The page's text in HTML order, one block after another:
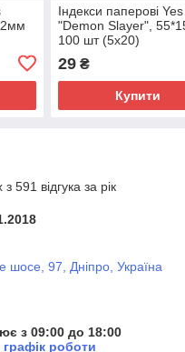
Індекси паперові Yes
"Demon Slayer",
100 шт (5x20)
29₴
Купити
591 відгука за рік
шосе, 97, Дніпро, Україна
з 09:00 до 18:00
роботи